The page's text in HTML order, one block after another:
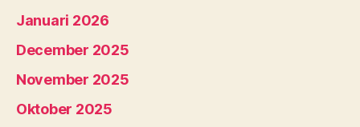
Januari 2026
December 2025
November 2025
Oktober 2025